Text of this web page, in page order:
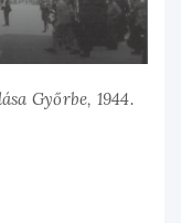
Győrbe, 1944.